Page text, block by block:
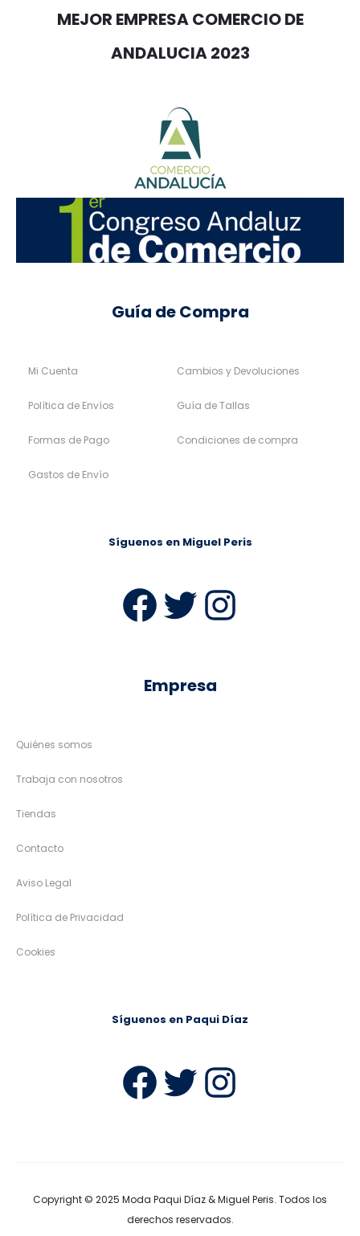
MEJOR EMPRESA COMERCIO DE
ANDALUCIA 2023
Guía de Compra
Mi Cuenta
Política de Envíos
Formas de Pago
Gastos de Envío
Cambios y Devoluciones
Guía de Tallas
Condiciones de compra
Síguenos en Miguel Peris
Facebook
Twitter
Empresa
Quiénes somos
Trabaja con nosotros
Tiendas
Contacto
Aviso Legal
Política de Privacidad
Cookies
Síguenos en Paqui Díaz
Facebook
Twitter
Copyright © 2025 Moda Paqui Díaz & Miguel Peris. Todos los
derechos reservados.